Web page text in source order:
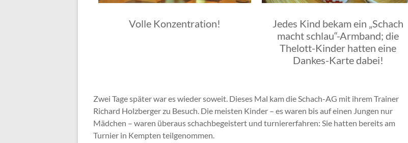
Volle Konzentration!
Jedes Kind bekam ein „Schach
macht schlau“-Armband; die
Thelott-Kinder hatten eine
Dankes-Karte dabei!
Zwei Tage später war es wieder soweit. Dieses Mal kam die Schach-AG mit ihrem Trainer
Richard Holzberger zu Besuch. Die meisten Kinder – es waren bis auf einen Jungen nur
Mädchen – waren überaus schachbegeistert und turniererfahren: Sie hatten bereits am
Turnier in Kempten teilgenommen.